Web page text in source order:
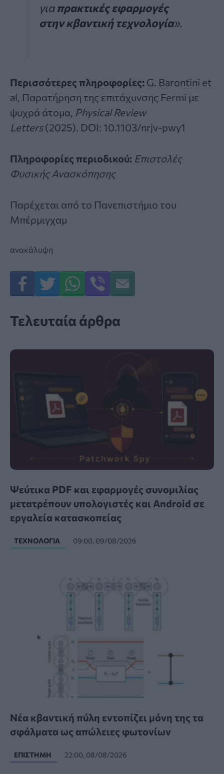
γιαπρακτικές εφαρμογές
στην κβαντική τεχνολογία».
Περισσότερες πληροφορίες: G. Barontini et
al, Παρατήρηση της επιτάχυνσης Fermi με
ψυχρά άτομα, Physical Review
Letters(2025). DOI: 10.1103/nrjv-pwy1
Πληροφορίες περιοδικού: Επιστολές
Φυσικής Ανασκόπησης
Παρέχεται από το Πανεπιστήμιο του
Μπέρμιγχαμ
ανακάλυψη
Τελευταία άρθρα
Ψεύτικα PDF και εφαρμογές συνομιλίας
μετατρέπουν υπολογιστές και Android σε
εργαλεία κατασκοπείας
ΤΕΧΝΟΛΟΓΊΑ 09:00, 09/08/2026
Νέα κβαντική πύλη εντοπίζει μόνη της τα
σφάλματα ως απώλειες φωτονίων
ΕΠΙΣΤΉΜΗ 22:00, 08/08/2026